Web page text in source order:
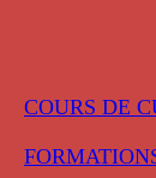
COURS DE